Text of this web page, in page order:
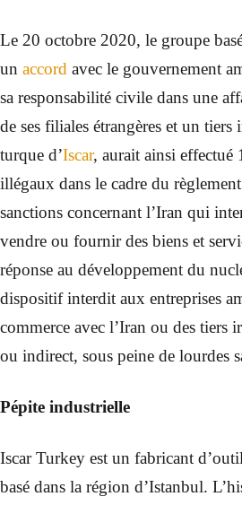
Le 20 octobre 2020, le groupe
un accord avec le gouvernement
sa responsabilité civile dans une
de ses filiales étrangères et un
turque d’Iscar, aurait ainsi effectué
illégaux dans le cadre du
sanctions concernant l’Iran qui
vendre ou fournir des biens et
réponse au développement du
dispositif interdit aux entreprises
commerce avec l’Iran ou des tiers
ou indirect, sous peine de lourdes
Pépite industrielle
Iscar Turkey est un fabricant
basé dans la région d’Istanbul.